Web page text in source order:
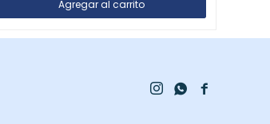

 